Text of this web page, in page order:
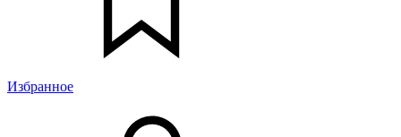
Избранное